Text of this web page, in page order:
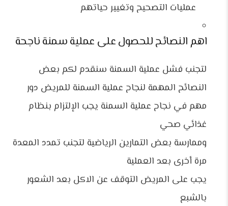
عمليات التصحيح وتغيير حياتهم
اهم النصائح للحصول على عملية سمنة ناجحة
لتجنب فشل عملية السمنة سنقدم لكم بعض
النصائح المهمة لنجاح عملية السمنة للمريض دور
مهم في نجاح عملية السمنة يجب الإلتزام بنظام
غذائي صحي
وممارسة بعض التمارين الرياضية لتجنب تمدد المعدة
مرة أخرى بعد العملية
يجب على المريض التوقف عن الاكل بعد الشعور
بالشبع